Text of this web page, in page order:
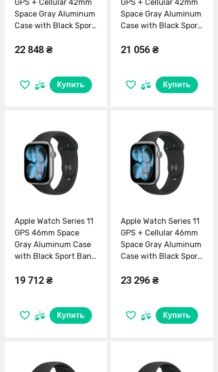
GPS + Cellular 42mm
Space Gray Aluminum
Case with Black Sport
22 848 ₴
Купить
GPS + Cellular 42mm
Space Gray Aluminum
Case with Black Sport
21 056 ₴
Купить
Apple Watch Series 11
GPS 46mm Space
Gray Aluminum Case
with Black Sport Band
19 712 ₴
Купить
Apple Watch Series 11
GPS + Cellular 46mm
Space Gray Aluminum
Case with Black Sport
23 296 ₴
Купить